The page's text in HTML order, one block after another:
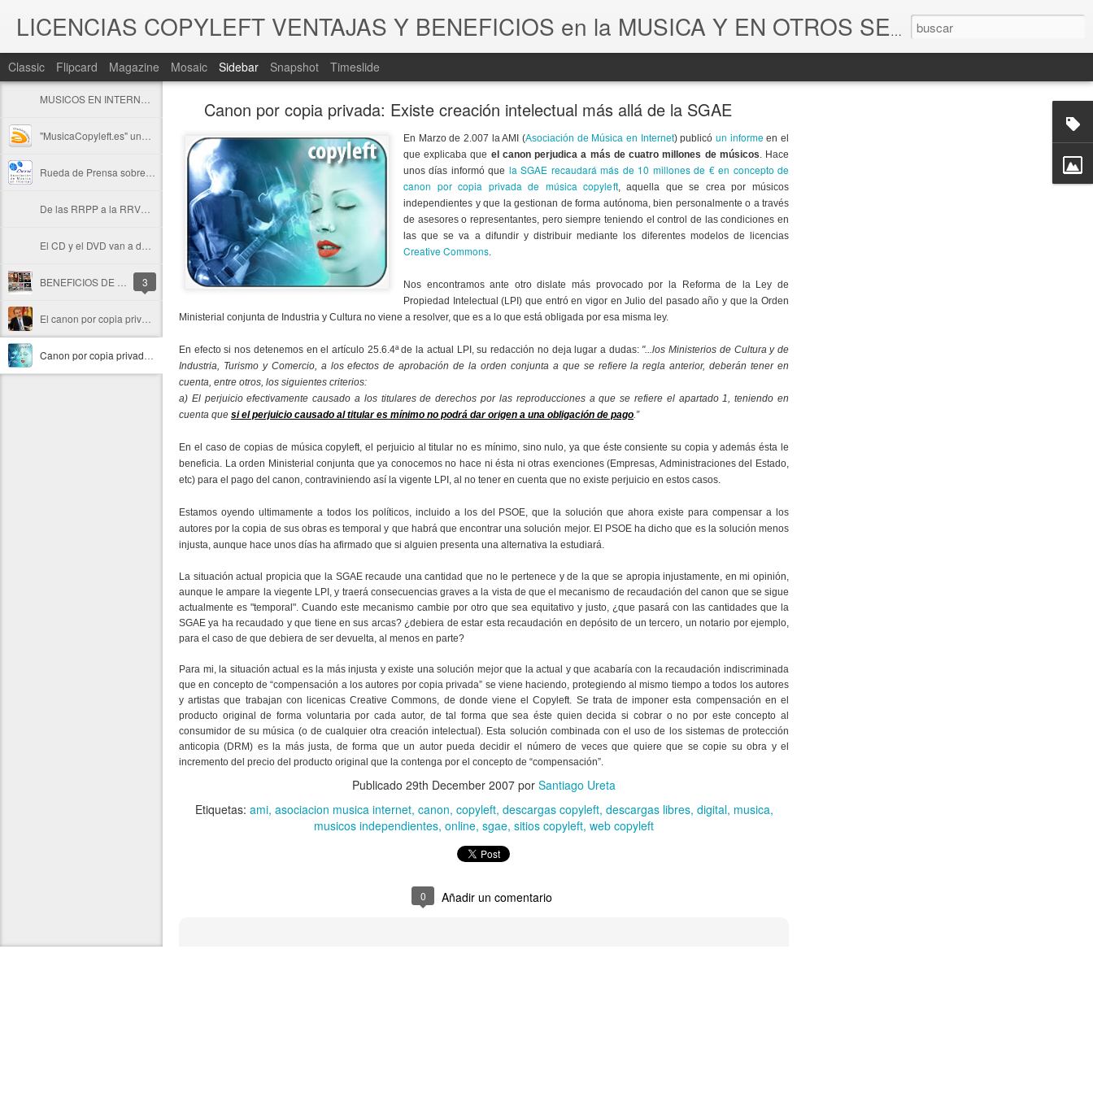
LICENCIAS COPYLEFT VENTAJAS Y BENEFICIOS en la MUSICA Y EN OTROS SECTORES.
Classic Flipcard Magazine Mosaic Sidebar Snapshot Timeslide
3
Canon por copia privada: Existe creación intelectual más allá de la SGAE
En Marzo de 2.007 la AMI (Asociación de Música en Internet) publicóun informe en el
que explicaba que el canon perjudica a más de cuatro millones de músicos. Hace
unos días informó que la SGAE recaudará más de 10 millones de € en concepto de
canon por copia privada de música copyleft, aquella que se crea por músicos
independientes y que la gestionan de forma autónoma, bien personalmente o a través
de asesores o representantes, pero siempre teniendo el control de las condiciones en
las que se va a difundir y distribuir mediante los diferentes modelos de licencias
Creative Commons.
Nos encontramos ante otro dislate más provocado por la Reforma de la Ley de
Propiedad Intelectual (LPI) que entró en vigor en Julio del pasado año y que la Orden
Ministerial conjunta de Industria y Cultura no viene a resolver, que es a lo que está obligada por esa misma ley.
En efecto si nos detenemos en el artículo 25.6.4ª de la actual LPI, su redacción no deja lugar a dudas: "...los Ministerios de Cultura y de
Industria, Turismo y Comercio, a los efectos de aprobación de la orden conjunta a que se refiere la regla anterior, deberán tener en
cuenta, entre otros, los siguientes criterios:
a) El perjuicio efectivamente causado a los titulares de derechos por las reproducciones a que se refiere el apartado 1, teniendo en
cuenta que si el perjuicio causado al titular es mínimo no podrá dar origen a una obligación de pago.”
En el caso de copias de música copyleft, el perjuicio al titular no es mínimo, sino nulo, ya que éste consiente su copia y además ésta le
beneficia. La orden Ministerial conjunta que ya conocemos no hace ni ésta ni otras exenciones (Empresas, Administraciones del Estado,
etc) para el pago del canon, contraviniendo así la vigente LPI, al no tener en cuenta que no existe perjuicio en estos casos.
Estamos oyendo ultimamente a todos los políticos, incluido a los del PSOE, que la solución que ahora existe para compensar a los
autores por la copia de sus obras es temporal y que habrá que encontrar una solución mejor. El PSOE ha dicho que es la solución menos
injusta, aunque hace unos días ha afirmado que si alguien presenta una alternativa la estudiará.
La situación actual propicia que la SGAE recaude una cantidad que no le pertenece y de la que se apropia injustamente, en mi opinión,
aunque le ampare la viegente LPI, y traerá consecuencias graves a la vista de que el mecanismo de recaudación del canon que se sigue
actualmente es "temporal". Cuando este mecanismo cambie por otro que sea equitativo y justo, ¿que pasará con las cantidades que la
SGAE ya ha recaudado y que tiene en sus arcas? ¿debiera de estar esta recaudación en depósito de un tercero, un notario por ejemplo,
para el caso de que debiera de ser devuelta, al menos en parte?
Para mi, la situación actual es la más injusta y existe una solución mejor que la actual y que acabaría con la recaudación indiscriminada
que en concepto de “compensación a los autores por copia privada” se viene haciendo, protegiendo al mismo tiempo a todos los autores
y artistas que trabajan con licenicas Creative Commons, de donde viene el Copyleft. Se trata de imponer esta compensación en el
producto original de forma voluntaria por cada autor, de tal forma que sea éste quien decida si cobrar o no por este concepto al
consumidor de su música (o de cualquier otra creación intelectual). Esta solución combinada con el uso de los sistemas de protección
anticopia (DRM) es la más justa, de forma que un autor pueda decidir el número de veces que quiere que se copie su obra y el
incremento del precio del producto original que la contenga por el concepto de “compensación”.
Publicado 29th December 2007 por Santiago Ureta
Etiquetas: ami asociacion musica internet canon copyleft descargas copyleft descargas libres digital musica
musicos independientes online sgae sitios copyleft web copyleft
0 Añadir un comentario